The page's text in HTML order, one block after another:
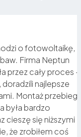
o fotowoltaikę,
Firma Neptun
przez cały proces –
najlepsze
Montaż przebiegł
była bardzo
cieszę się niższymi
że zrobiłem coś